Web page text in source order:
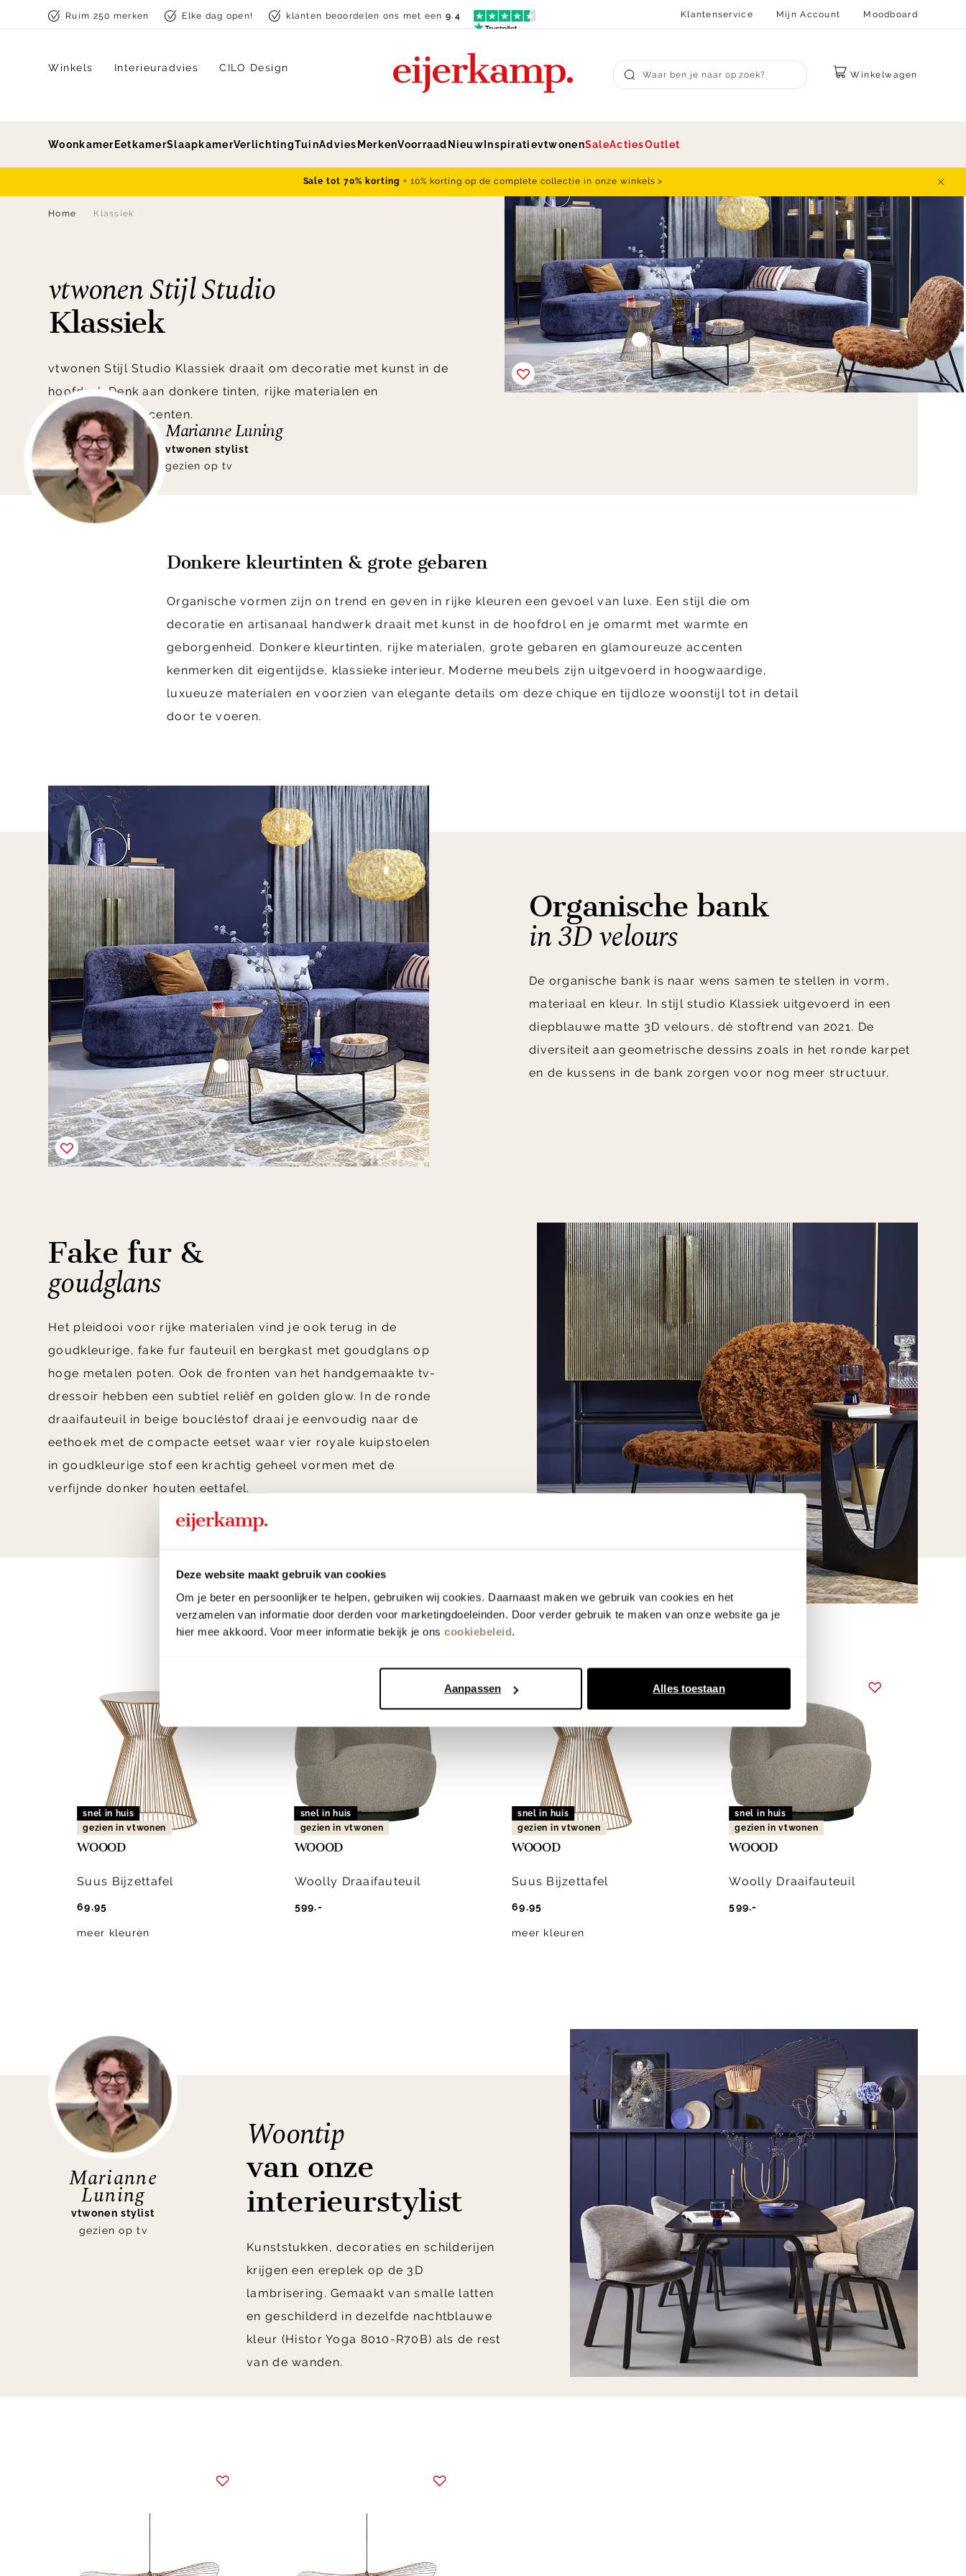
Deze website maakt gebruik van cookies
Om je beter en persoonlijker te helpen, gebruiken wij cookies. Daarnaast maken we gebruik van cookies en het
verzamelen van informatie door derden voor marketingdoeleinden. Door verder gebruik te maken van onze website ga je
hier mee akkoord. Voor meer informatie bekijk je ons cookiebeleid.
Aanpassen Alles toestaan
Skip to contentRuim 250 merken Elke dag open! klanten beoordelen ons met een9.4 Klantenservice Mijn Account Moodboard
Submit search
Winkelwagen
Winkels Interieuradvies CILO Design
Woonkamer EetkamerSlaapkamerVerlichtingTuinAdvies MerkenVoorraad Nieuw InspiratievtwonenSaleActiesOutlet
Sale tot 70% korting + 10% korting op de complete collectie in onze winkels >
Home Klassiek
vtwonen Stijl Studio
Klassiek
vtwonen Stijl Studio Klassiek draait om decoratie met kunst in de
hoofdrol. Denk aan donkere tinten, rijke materialen en
glamoureuze accenten.
Marianne Luning
vtwonen stylist
gezien op tv
Donkere kleurtinten & grote gebaren
Organische vormen zijn on trend en geven in rijke kleuren een gevoel van luxe. Een stijl die om
decoratie en artisanaal handwerk draait met kunst in de hoofdrol en je omarmt met warmte en
geborgenheid. Donkere kleurtinten, rijke materialen, grote gebaren en glamoureuze accenten
kenmerken dit eigentijdse, klassieke interieur. Moderne meubels zijn uitgevoerd in hoogwaardige,
luxueuze materialen en voorzien van elegante details om deze chique en tijdloze woonstijl tot in detail
door te voeren.
Organische bank
in 3D velours
De organische bank is naar wens samen te stellen in vorm,
materiaal en kleur. In stijl studio Klassiek uitgevoerd in een
diepblauwe matte 3D velours, dé stoftrend van 2021. De
diversiteit aan geometrische dessins zoals in het ronde karpet
en de kussens in de bank zorgen voor nog meer structuur.
Fake fur &
goudglans
Het pleidooi voor rijke materialen vind je ook terug in de
goudkleurige, fake fur fauteuil en bergkast met goudglans op
hoge metalen poten. Ook de fronten van het handgemaakte tv-
dressoir hebben een subtiel reliëf en golden glow. In de ronde
draaifauteuil in beige boucléstof draai je eenvoudig naar de
eethoek met de compacte eetset waar vier royale kuipstoelen
in goudkleurige stof een krachtig geheel vormen met de
verfijnde donker houten eettafel.
snel in huis
gezien in vtwonen
WOOOD
Suus Bijzettafel
69.95
meer kleuren
snel in huis
gezien in vtwonen
WOOOD
Woolly Draaifauteuil
599.-
snel in huis
gezien in vtwonen
WOOOD
Suus Bijzettafel
69.95
meer kleuren
snel in huis
gezien in vtwonen
WOOOD
Woolly Draaifauteuil
599.-
Marianne
Luning
vtwonen stylist
gezien op tv
Woontip
van onze
interieurstylist
Kunststukken, decoraties en schilderijen
krijgen een ereplek op de 3D
lambrisering. Gemaakt van smalle latten
en geschilderd in dezelfde nachtblauwe
kleur (Histor Yoga 8010-R70B) als de rest
van de wanden.